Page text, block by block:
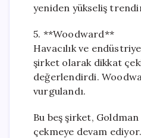
yeniden yükseliş
5. **Woodward**
Havacılık ve
şirket olarak dikkat
değerlendirdi.
vurgulandı.
Bu beş şirket, Goldman
çekmeye devam ediyor.